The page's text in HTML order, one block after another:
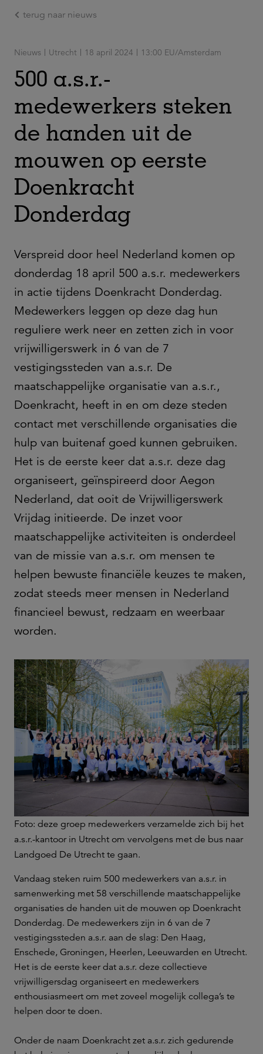
Ga naar de hoofdinhoud
terug naar nieuws
Nieuws Utrecht 18 april 2024 13:00 EU/Amsterdam
500 a.s.r.-
medewerkers steken
de handen uit de
mouwen op eerste
Doenkracht
Donderdag
Verspreid door heel Nederland komen op
donderdag 18 april 500 a.s.r. medewerkers
in actie tijdens Doenkracht Donderdag.
Medewerkers leggen op deze dag hun
reguliere werk neer en zetten zich in voor
vrijwilligerswerk in 6 van de 7
vestigingssteden van a.s.r. De
maatschappelijke organisatie van a.s.r.,
Doenkracht, heeft in en om deze steden
contact met verschillende organisaties die
hulp van buitenaf goed kunnen gebruiken.
Het is de eerste keer dat a.s.r. deze dag
organiseert, geïnspireerd door Aegon
Nederland, dat ooit de Vrijwilligerswerk
Vrijdag initieerde. De inzet voor
maatschappelijke activiteiten is onderdeel
van de missie van a.s.r. om mensen te
helpen bewuste financiële keuzes te maken,
zodat steeds meer mensen in Nederland
financieel bewust, redzaam en weerbaar
worden.
Foto: deze groep medewerkers verzamelde zich bij het
a.s.r.-kantoor in Utrecht om vervolgens met de bus naar
Landgoed De Utrecht te gaan.
Vandaag steken ruim 500 medewerkers van a.s.r. in
samenwerking met 58 verschillende maatschappelijke
organisaties de handen uit de mouwen op Doenkracht
Donderdag. De medewerkers zijn in 6 van de 7
vestigingssteden a.s.r. aan de slag: Den Haag,
Enschede, Groningen, Heerlen, Leeuwarden en Utrecht.
Het is de eerste keer dat a.s.r. deze collectieve
vrijwilligersdag organiseert en medewerkers
enthousiasmeert om met zoveel mogelijk collega’s te
helpen door te doen.
Onder de naam Doenkracht zet a.s.r. zich gedurende